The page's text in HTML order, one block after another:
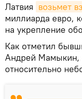
Латвия возьмет
миллиарда евро,
на укрепление
Как отметил
Андрей Мамыкин,
относительно